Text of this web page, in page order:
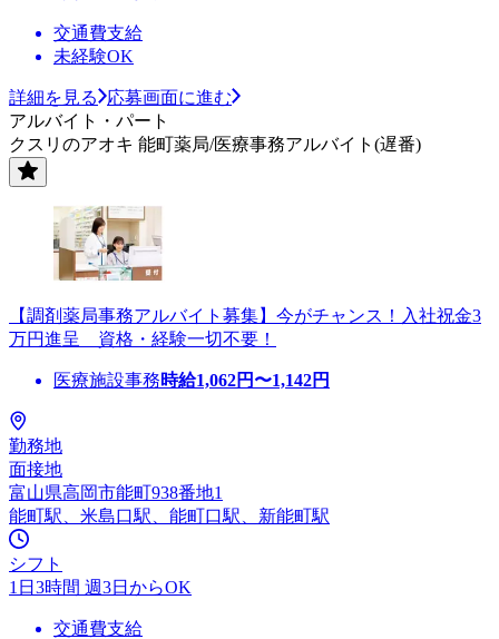
交通費支給
未経験OK
詳細を見る
応募画面に進む
アルバイト・パート
クスリのアオキ 能町薬局/医療事務アルバイト(遅番)
【調剤薬局事務アルバイト募集】今がチャンス！入社祝金3
万円進呈 資格・経験一切不要！
医療施設事務時給1,062円〜1,142円
勤務地
面接地
富山県高岡市能町938番地1
能町駅、米島口駅、能町口駅、新能町駅
シフト
1日3時間 週3日からOK
交通費支給